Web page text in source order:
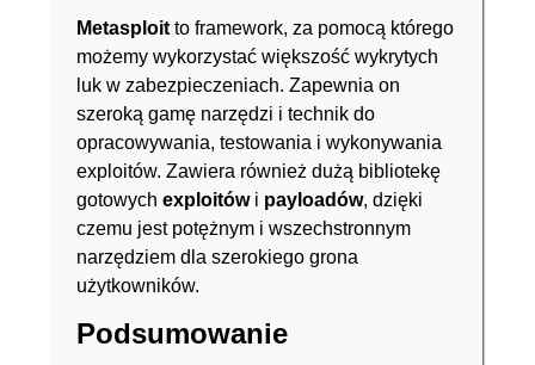
Metasploit to framework, za pomocą którego
możemy wykorzystać większość wykrytych
luk w zabezpieczeniach. Zapewnia on
szeroką gamę narzędzi i technik do
opracowywania, testowania i wykonywania
exploitów. Zawiera również dużą bibliotekę
gotowych exploitówi payloadów, dzięki
czemu jest potężnym i wszechstronnym
narzędziem dla szerokiego grona
użytkowników.
Podsumowanie